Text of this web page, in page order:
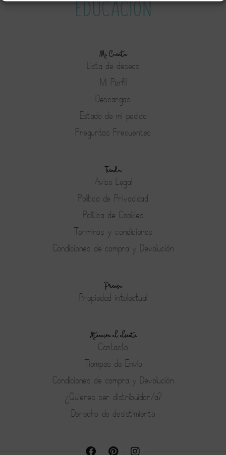
Mi Cuenta
Lista de deseos
Mi Perfil
Descargas
Estado de mi pedido
Preguntas Frecuentes
Tienda
Aviso Legal
Política de Privacidad
Política de Cookies
Terminos y condiciones
Condiciones de compra y Devolución
Prensa
Propiedad intelectual
Atención al cliente
Contacto
Tiempos de Envío
Condiciones de compra y Devolución
¿Quieres ser distribuidor/a?
Derecho de desistimiento